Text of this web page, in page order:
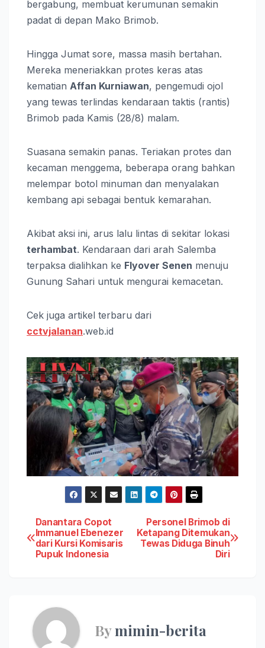
bergabung, membuat kerumunan semakin
padat di depan Mako Brimob.
Hingga Jumat sore, massa masih bertahan.
Mereka meneriakkan protes keras atas
kematian Affan Kurniawan, pengemudi ojol
yang tewas terlindas kendaraan taktis (rantis)
Brimob pada Kamis (28/8) malam.
Suasana semakin panas. Teriakan protes dan
kecaman menggema, beberapa orang bahkan
melempar botol minuman dan menyalakan
kembang api sebagai bentuk kemarahan.
Akibat aksi ini, arus lalu lintas di sekitar lokasi
terhambat. Kendaraan dari arah Salemba
terpaksa dialihkan ke Flyover Senen menuju
Gunung Sahari untuk mengurai kemacetan.
Cek juga artikel terbaru dari
cctvjalanan.web.id
Post
navigation
Personel Brimob di
Ketapang Ditemukan
Tewas Diduga Binuh
Diri
Danantara Copot
Immanuel Ebenezer
dari Kursi Komisaris
Pupuk Indonesia
Bymimin-berita